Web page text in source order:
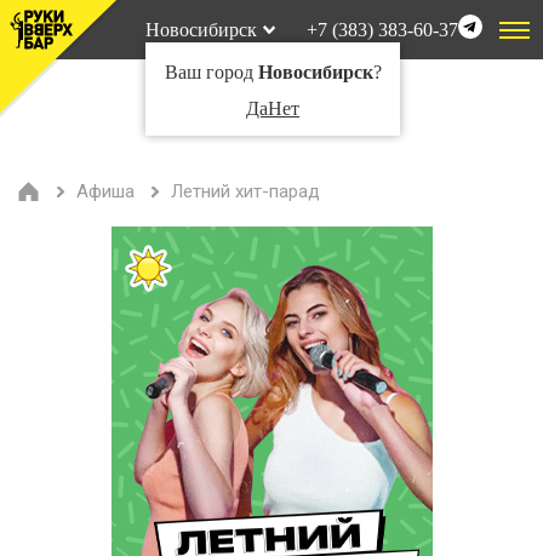
Новосибирск
Ваш город Новосибирск?
ДаНет
+7 (383) 383-60-37
Афиша Летний хит-парад